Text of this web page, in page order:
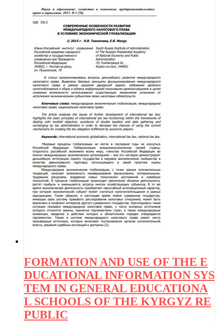
FORMATION AND USE OF THE E
DUCATIONAL INFORMATION SYS
TEM IN GENERAL EDUCATIONA
L SCHOOLS OF THE KYRGYZ RE
PUBLIC